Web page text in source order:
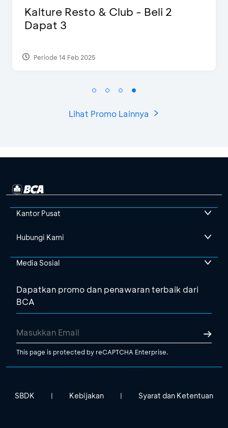
The Legends 8 Infinity, The World
of Studio Ghibli X Makoto
Periode 27 Agt 2024
Lihat Promo Lainnya
Kantor Pusat
Hubungi Kami
Media Sosial
Dapatkan promo dan penawaran terbaik dari
BCA
This page is protected by reCAPTCHA Enterprise.
SBDK | Kebijakan | Syarat dan Ketentuan